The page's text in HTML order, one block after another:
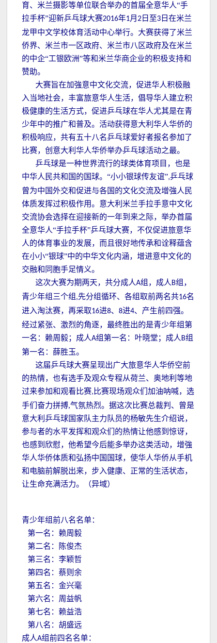
育、米兰摄影等单位联合举办的首届全意华人“手
拉手杯”迎新乒乓球大赛2016年1月 2 日至3 日在米兰
龙甲中文学校体育活动中心举行。大赛获得了米兰
侨界、米兰市一区政府、米兰市八区政府及在米兰
的中企“工银欧洲”等和米兰华商企业的积极支持和
赞助。
大赛旨在加強意中文化交流，促进华人积极融
入当地社会，丰富旅意华人生活，倡导华人建立积
极健康的生活方式，促进乒乓球在华人尤其是在青
少年中的推广和普及。活动获得意大利华人华侨的
积极响应，共有五十八名乒乓球爱好者报名参加了
比赛，创意大利华人华侨举办乒乓球活动之最。
乒乓球是一种世界流行的球类体育项目，也是
中华人民共和国的国球。“小小银球传友谊”,乒乓球
曾为中国外交和促进与各国的文化交流及增強人民
体质发挥过积极作用。意大利米兰手拉手意中文化
交流协会选择在迎接新的一年到来之际，举办首届
全意华人“手拉手杯”乒乓球大赛，不仅促进旅意华
人的体育事业的发展，而且很好地传承和诠释蕴含
在小小“银球”中的中华文化内涵，增进意中文化的
交融和同胞手足情义。
这次大赛为期两天，共分成人A组，成人 B组，
青少年组三个组 ,先分组循环、各组取前两名共16名
进入淘汰赛，再采取16进8、 8进4、产生前四强。
经过紧张、激烈的角逐，最终胜出的是青少年组第
一名：赖周毅；成人A组第一名：叶晓堂；成人 B组
第一名：薛胜玉。
这届乒乓球大赛呈现出广大旅意华人华侨空前
的热情，也有选手及观众专程从荷兰、奥地利等地
过来参加和观看比赛, 比赛现场观众们加油呐喊，选
手们奋力拼搏,气氛热烈。据这次比赛总裁判、曾是
意大利乒乓球国家队主力队员的杨敏先生介绍说，
参与者的水平发挥和观众们的热情让他感到惊讶，
也感到欣慰，他希望今后能多举办这类活动，增強
华人华侨体质和弘扬中国国球，使华人华侨从手机
和电脑前解脱出来，步入健康、正常的生活状态，
让生命充满活力。（异域）
青少年组前八名名单：
第一名：赖周毅
第二名：陈俊杰
第三名：李颖哲
第四名：蔡则余
第五名：金兴毫
第六名：周益帆
第七名：赖益浩
第八名：胡盛远
成人A组前四名名单：